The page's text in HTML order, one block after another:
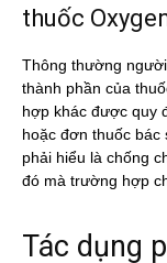
thuốc
Thông thường
thành phần của
hợp khác được quy
hoặc đơn thuốc bác
phải hiểu là chống
đó mà trường hợp
Tác dụng